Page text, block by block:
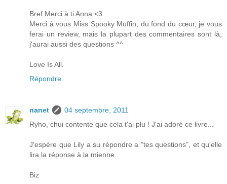
Bref Merci à ti Anna <3
Merci à vous Miss Spooky Muffin, du fond du cœur, je vous
ferai un review, mais la plupart des commentaires sont là,
j'aurai aussi des questions ^^
Love Is All.
Répondre
nanet
04 septembre, 2011
Ryho, chui contente que cela t'ai plu ! J'ai adoré ce livre...
J'espère que Lily a su répondre a "tes questions", et qu'elle
lira la réponse à la mienne.
Biz